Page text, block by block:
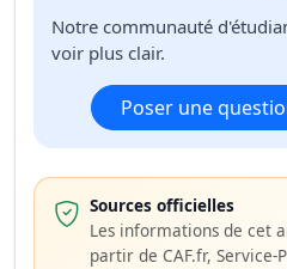
Notre communauté
voir plus clair.
Poser une
Sources officielles
Les informations de cet
partir de CAF.fr, Service-